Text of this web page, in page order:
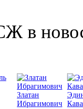
в
Златан
Ибрагимович